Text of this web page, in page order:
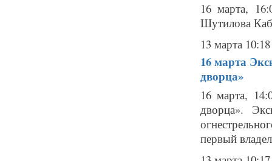
16 марта,
Шутилова
13 марта 10:18
16 марта
дворца»
16 марта,
дворца».
первый